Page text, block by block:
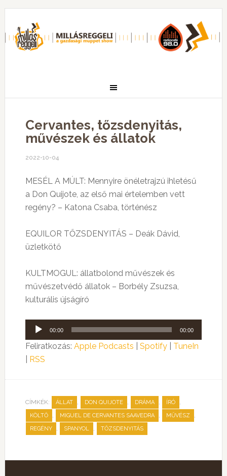
Cervantes, tőzsdenyitás,
művészek és állatok
2022-10-04
MESÉL A MÚLT: Mennyire önéletrajzú ihletésű
a Don Quijote, az első mai értelemben vett
regény? – Katona Csaba, történész
EQUILOR TŐZSDENYITÁS – Deák Dávid,
üzletkötő
KULTMOGUL: állatbolond művészek és
művészetvédő állatok – Borbély Zsuzsa,
kulturális újságíró
Audió
lejátszó
00:00 00:00
Feliratkozás: Apple Podcasts Spotify| TuneIn
RSS
CÍMKÉK: ÁLLAT , DON QUIJOTE , DRÁMA , ÍRÓ ,
KÖLTŐ , MIGUEL DE CERVANTES SAAVEDRA , MŰVÉSZ ,
REGÉNY , SPANYOL , TŐZSDENYITÁS